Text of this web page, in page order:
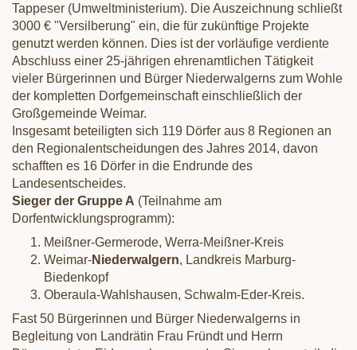
Tappeser (Umweltministerium). Die Auszeichnung schließt
3000 € "Versilberung" ein, die für zukünftige Projekte
genutzt werden können. Dies ist der vorläufige verdiente
Abschluss einer 25-jährigen ehrenamtlichen Tätigkeit
vieler Bürgerinnen und Bürger Niederwalgerns zum Wohle
der kompletten Dorfgemeinschaft einschließlich der
Großgemeinde Weimar.
Insgesamt beteiligten sich 119 Dörfer aus 8 Regionen an
den Regionalentscheidungen des Jahres 2014, davon
schafften es 16 Dörfer in die Endrunde des
Landesentscheides.
Sieger der Gruppe A (Teilnahme am
Dorfentwicklungsprogramm):
Meißner-Germerode, Werra-Meißner-Kreis
Weimar-Niederwalgern, Landkreis Marburg-
Biedenkopf
Oberaula-Wahlshausen, Schwalm-Eder-Kreis.
Fast 50 Bürgerinnen und Bürger Niederwalgerns in
Begleitung von Landrätin Frau Fründt und Herrn